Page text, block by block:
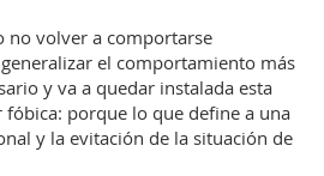
no volver a comportarse
el comportamiento más
y va a quedar instalada esta
fóbica: porque lo que define a una
y la evitación de la situación de